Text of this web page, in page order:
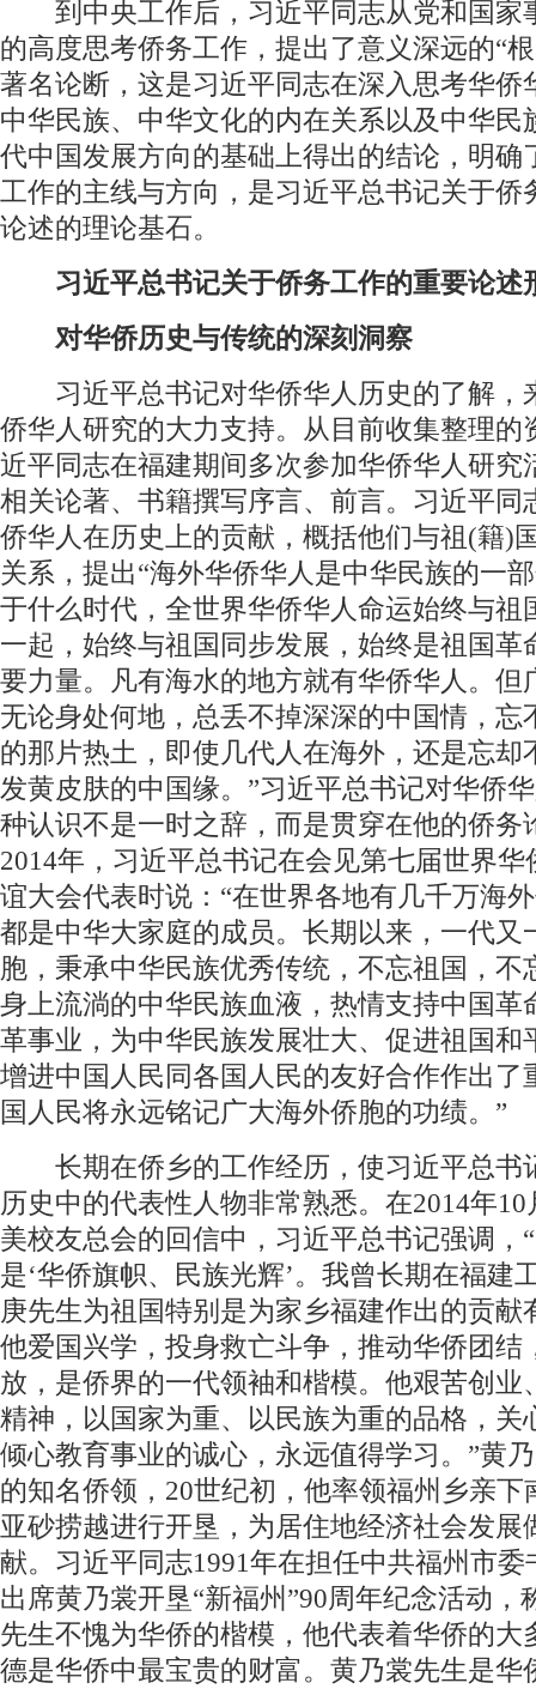
到中央工作后，习近平同志从党和国家
的高度思考侨务工作，提出了意义深远的“根
著名论断，这是习近平同志在深入思考华侨
中华民族、中华文化的内在关系以及中华民
代中国发展方向的基础上得出的结论，明确
工作的主线与方向，是习近平总书记关于侨
论述的理论基石。
习近平总书记关于侨务工作的重要论述
对华侨历史与传统的深刻洞察
习近平总书记对华侨华人历史的了解，
侨华人研究的大力支持。从目前收集整理的
近平同志在福建期间多次参加华侨华人研究
相关论著、书籍撰写序言、前言。习近平同
侨华人在历史上的贡献，概括他们与祖(籍)
关系，提出“海外华侨华人是中华民族的一
于什么时代，全世界华侨华人命运始终与祖
一起，始终与祖国同步发展，始终是祖国革
要力量。凡有海水的地方就有华侨华人。但
无论身处何地，总丢不掉深深的中国情，忘
的那片热土，即使几代人在海外，还是忘却
发黄皮肤的中国缘。”习近平总书记对华侨
种认识不是一时之辞，而是贯穿在他的侨务
2014年，习近平总书记在会见第七届世界华
谊大会代表时说：“在世界各地有几千万海
都是中华大家庭的成员。长期以来，一代又
胞，秉承中华民族优秀传统，不忘祖国，不
身上流淌的中华民族血液，热情支持中国革
革事业，为中华民族发展壮大、促进祖国和
增进中国人民同各国人民的友好合作作出了
国人民将永远铭记广大海外侨胞的功绩。”
长期在侨乡的工作经历，使习近平总书
历史中的代表性人物非常熟悉。在2014年
美校友总会的回信中，习近平总书记强调，
是‘华侨旗帜、民族光辉’。我曾长期在福建
庚先生为祖国特别是为家乡福建作出的贡献
他爱国兴学，投身救亡斗争，推动华侨团结
放，是侨界的一代领袖和楷模。他艰苦创业
精神，以国家为重、以民族为重的品格，关
倾心教育事业的诚心，永远值得学习。”黄
的知名侨领，20世纪初，他率领福州乡亲下
亚砂捞越进行开垦，为居住地经济社会发展
献。习近平同志1991年在担任中共福州市委
出席黄乃裳开垦“新福州”90周年纪念活动，
先生不愧为华侨的楷模，他代表着华侨的大
德是华侨中最宝贵的财富。黄乃裳先生是华